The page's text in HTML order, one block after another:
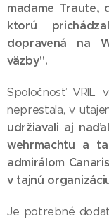
madame Traute,
ktorú
dopravená na
väzby".
Spoločnosť VRIL
neprestala, v
udržiavali aj
wehrmachtu a
admirálom
v tajnú
Je potrebné